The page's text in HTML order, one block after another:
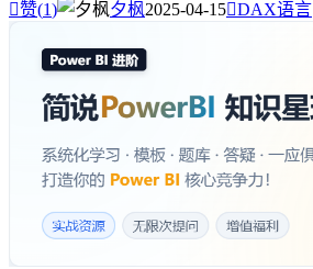
赞(1) 夕枫2025-04-15DAX语言